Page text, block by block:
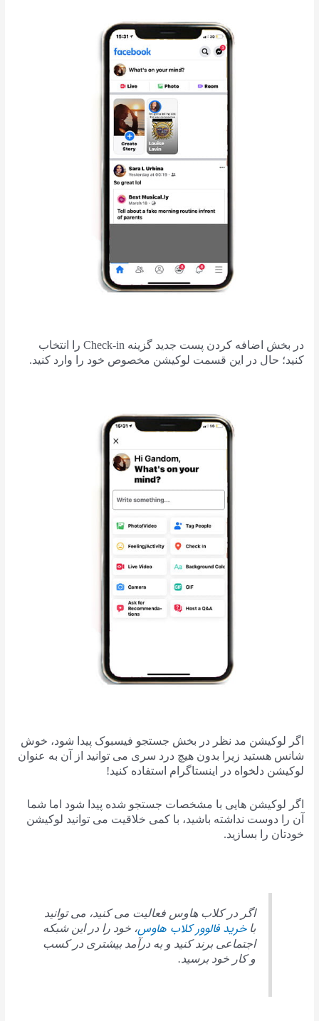
در بخش اضافه کردن پست جدید گزینه Check-in را انتخاب
کنید؛ حال در این قسمت لوکیشن مخصوص خود را وارد کنید.
اگر لوکیشن مد نظر در بخش جستجو فیسبوک پیدا شود، خوش‌
شانس هستید زیرا بدون هیچ درد سری می توانید از آن به عنوان
لوکیشن دلخواه در اینستاگرام استفاده کنید!
اگر لوکیشن هایی با مشخصات جستجو شده پیدا شود اما شما
آن را دوست نداشته باشید، با کمی خلاقیت می‌ توانید لوکیشن
خودتان را بسازید.
اگر در کلاب هاوس فعالیت می کنید، می توانید
باخرید فالوور کلاب هاوس، خود را در این شبکه
اجتماعی برند کنید و به درآمد بیشتری در کسب
و کار خود برسید.